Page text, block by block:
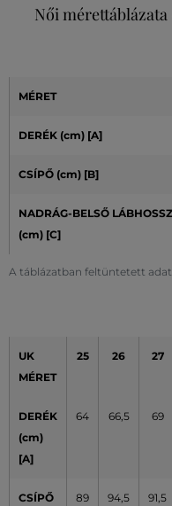
Női
A táblázatban feltüntetett
MÉRET
DERÉK (cm) [A]
CSÍPŐ (cm) [B]
NADRÁG-BELSŐ LÁBHOSSZ
(cm) [C]
UK
MÉRET
25 26 27
DERÉK
(cm)
[A]
64 66,5 69
CSÍPŐ
89 94,5 91,5